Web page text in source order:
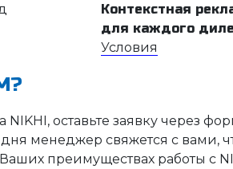
Контекстная
для каждого
Условия
оставьте заявку через
менеджер свяжется с вами,
преимуществах работы с